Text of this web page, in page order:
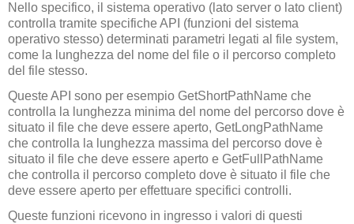
Nello specifico, il sistema operativo (lato server o lato client)
controlla tramite specifiche API (funzioni del sistema
operativo stesso) determinati parametri legati al file system,
come la lunghezza del nome del file o il percorso completo
del file stesso.
Queste API sono per esempio GetShortPathName che
controlla la lunghezza minima del nome del percorso dove è
situato il file che deve essere aperto, GetLongPathName
che controlla la lunghezza massima del percorso dove è
situato il file che deve essere aperto e GetFullPathName
che controlla il percorso completo dove è situato il file che
deve essere aperto per effettuare specifici controlli.
Queste funzioni ricevono in ingresso i valori di questi